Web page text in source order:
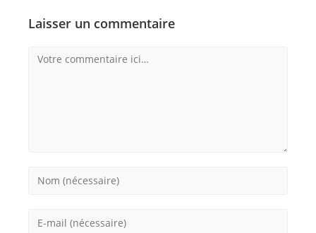
Laisser un commentaire